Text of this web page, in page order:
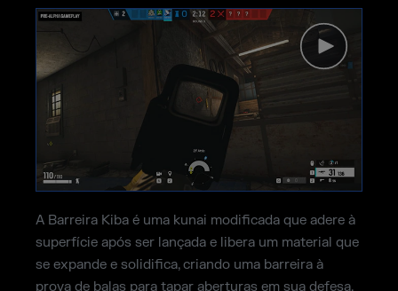
A Barreira Kiba é uma kunai modificada que adere à
superfície após ser lançada e libera um material que
se expande e solidifica, criando uma barreira à
prova de balas para tapar aberturas em sua defesa.